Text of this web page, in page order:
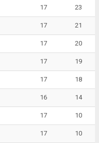
17 23
17 21
17 20
17 19
17 18
16 14
17 10
17 10